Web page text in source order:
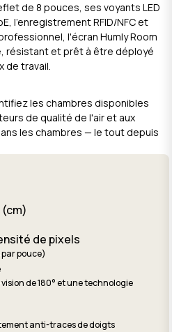
de 8 pouces, ses voyants LED
l'enregistrement RFID/NFC et
l'écran Humly Room
résistant et prêt à être déployé
de travail.
les chambres disponibles
de qualité de l'air et aux
les chambres — le tout depuis
de pixels
par pouce)
de 180° et une technologie
anti-traces de doigts